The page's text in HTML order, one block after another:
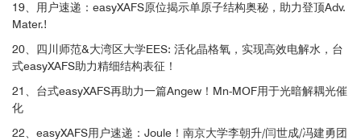
19、用户速递：easyXAFS原位揭示单原子结构奥秘，助力登顶Adv.
Mater.!
20、四川师范&大湾区大学EES: 活化晶格氧，实现高效电解水，台
式easyXAFS助力精细结构表征！
21、台式easyXAFS再助力一篇Angew！Mn-MOF用于光暗解耦光催
化
22、easyXAFS用户速递：Joule！南京大学李朝升/闫世成/冯建勇团